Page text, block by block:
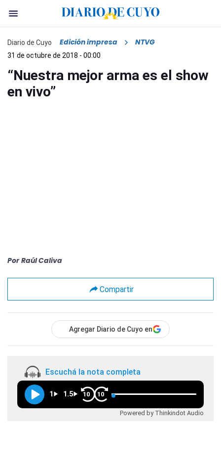
Diario de Cuyo Edición impresa NTVG
31 de octubre de 2018 - 00:00
“Nuestra mejor arma es el show
en vivo”
Por Raúl Caliva
Compartir
Agregar Diario de Cuyo en
Escuchá la nota completa
1 1.5 10 10
Powered by Thinkindot Audio